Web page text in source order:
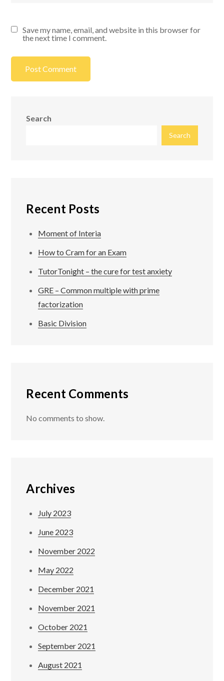
Save my name, email, and website in this browser for
the next time I comment.
Search
Search
Recent Posts
Moment of Interia
How to Cram for an Exam
TutorTonight – the cure for test anxiety
GRE – Common multiple with prime
factorization
Basic Division
Recent Comments
No comments to show.
Archives
July 2023
June 2023
November 2022
May 2022
December 2021
November 2021
October 2021
September 2021
August 2021